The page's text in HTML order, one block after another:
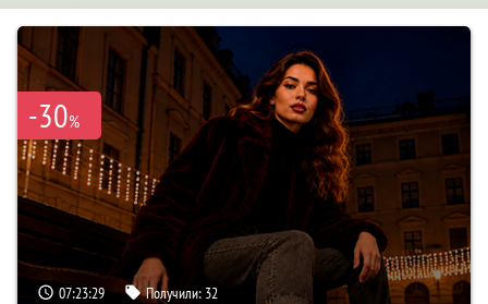
-30%
07:23:28 Получили: 32